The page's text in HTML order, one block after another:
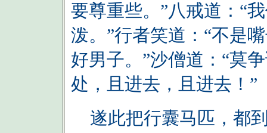
要尊重些。”八戒道：“
泼。”行者笑道：“不是
好男子。”沙僧道：“莫
处，且进去，且进去！”
遂此把行囊马匹，都